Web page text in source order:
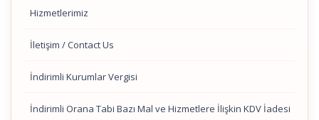
Hizmetlerimiz
İletişim / Contact Us
İndirimli Kurumlar Vergisi
İndirimli Orana Tabi Bazı Mal ve Hizmetlere İlişkin KDV İadesi